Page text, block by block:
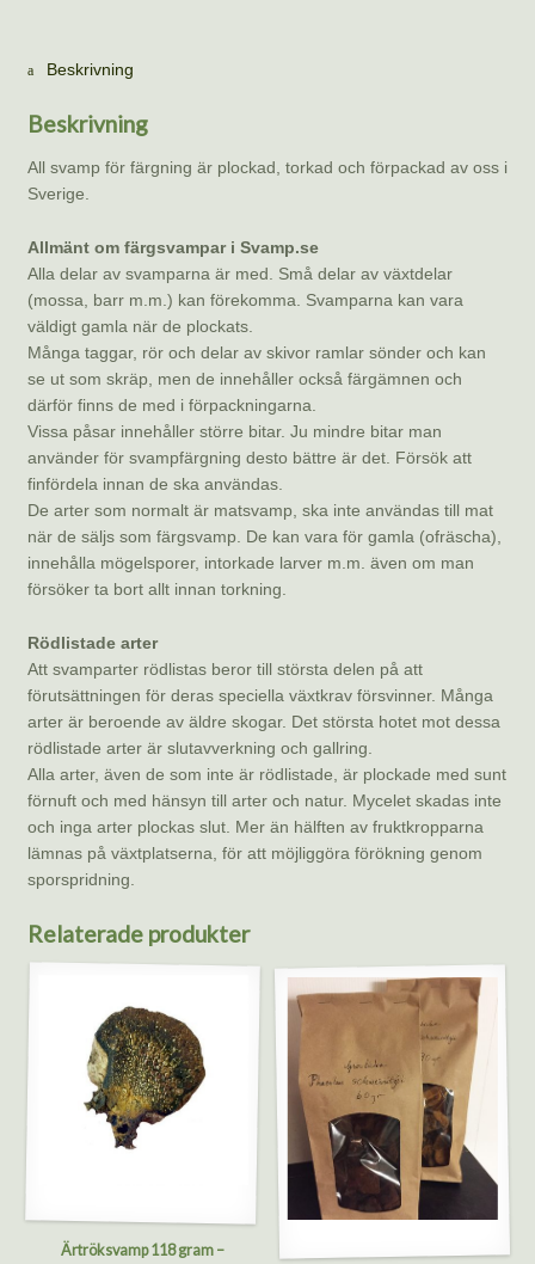
Beskrivning
Beskrivning
All svamp för färgning är plockad, torkad och förpackad av oss i
Sverige.
Allmänt om färgsvampar i Svamp.se
Alla delar av svamparna är med. Små delar av växtdelar
(mossa, barr m.m.) kan förekomma. Svamparna kan vara
väldigt gamla när de plockats.
Många taggar, rör och delar av skivor ramlar sönder och kan
se ut som skräp, men de innehåller också färgämnen och
därför finns de med i förpackningarna.
Vissa påsar innehåller större bitar. Ju mindre bitar man
använder för svampfärgning desto bättre är det. Försök att
finfördela innan de ska användas.
De arter som normalt är matsvamp, ska inte användas till mat
när de säljs som färgsvamp. De kan vara för gamla (ofräscha),
innehålla mögelsporer, intorkade larver m.m. även om man
försöker ta bort allt innan torkning.
Rödlistade arter
Att svamparter rödlistas beror till största delen på att
förutsättningen för deras speciella växtkrav försvinner. Många
arter är beroende av äldre skogar. Det största hotet mot dessa
rödlistade arter är slutavverkning och gallring.
Alla arter, även de som inte är rödlistade, är plockade med sunt
förnuft och med hänsyn till arter och natur. Mycelet skadas inte
och inga arter plockas slut. Mer än hälften av fruktkropparna
lämnas på växtplatserna, för att möjliggöra förökning genom
sporspridning.
Relaterade produkter
Ärtröksvamp 118 gram –